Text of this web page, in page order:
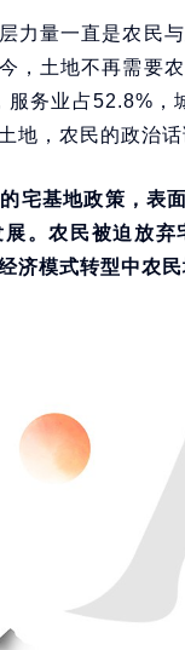
力量一直是农民
，土地不再需要
服务业占52.8%，
地，农民的政治
宅基地政策，表
。农民被迫放
济模式转型中农民